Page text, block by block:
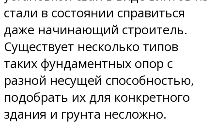
стали в состоянии справиться
даже начинающий строитель.
Существует несколько типов
таких фундаментных опор с
разной несущей способностью,
подобрать их для конкретного
здания и грунта несложно.